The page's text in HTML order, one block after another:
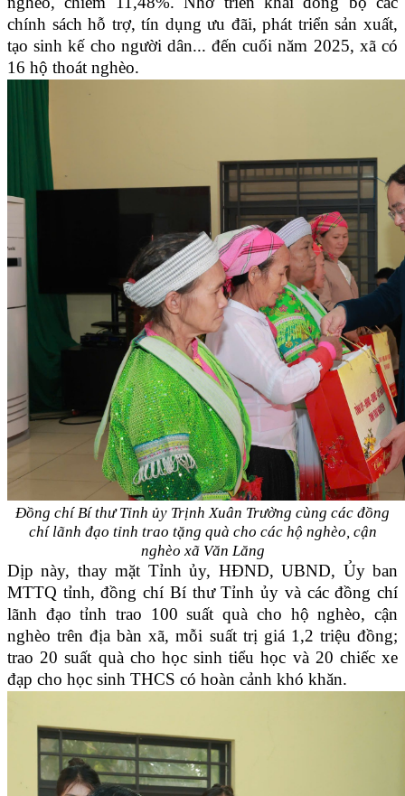
chính sách hỗ trợ, tín dụng ưu đãi, phát triển sản xuất,
tạo sinh kế cho người dân... đến cuối năm 2025, xã có
16 hộ thoát nghèo.
Đồng chí Bí thư Tỉnh ủy Trịnh Xuân Trường cùng các đồng
chí lãnh đạo tỉnh trao tặng quà cho các hộ nghèo, cận
nghèo xã Văn Lăng
Dịp này, thay mặt Tỉnh ủy, HĐND, UBND, Ủy ban
MTTQ tỉnh, đồng chí Bí thư Tỉnh ủy và các đồng chí
lãnh đạo tỉnh trao 100 suất quà cho hộ nghèo, cận
nghèo trên địa bàn xã, mỗi suất trị giá 1,2 triệu đồng;
trao 20 suất quà cho học sinh tiểu học và 20 chiếc xe
đạp cho học sinh THCS có hoàn cảnh khó khăn.